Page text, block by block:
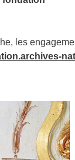
les